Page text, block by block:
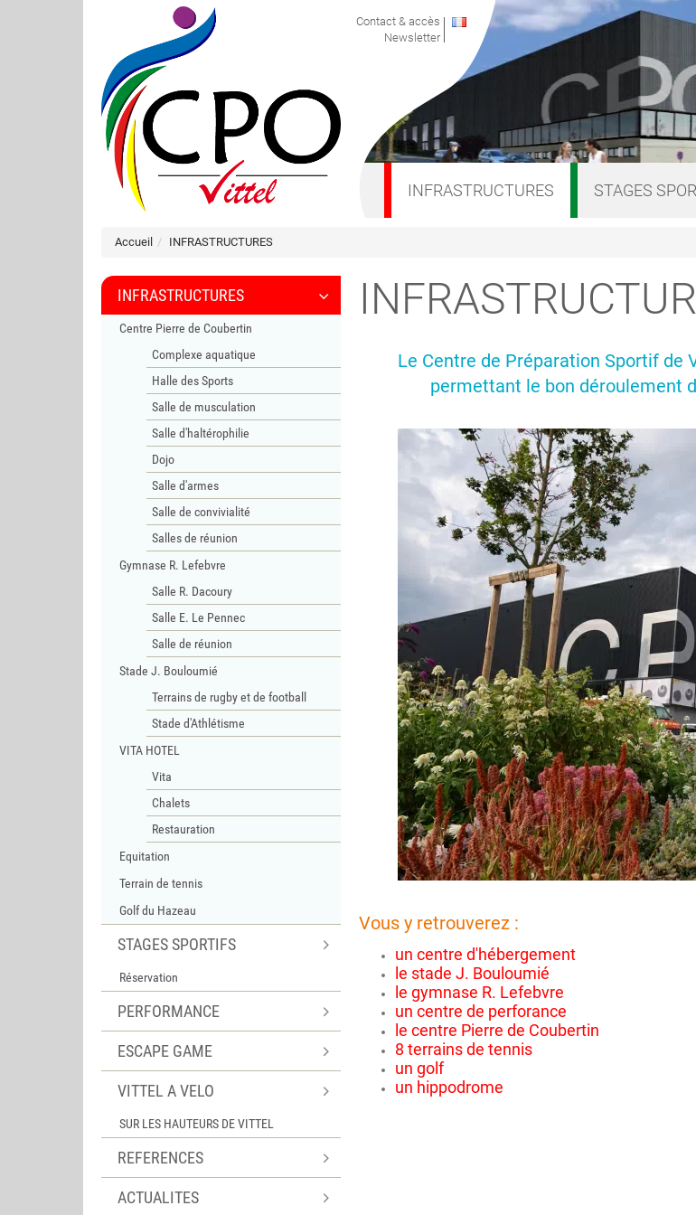
INFRASTRUCTURES STAGES
Contact & accès
Newsletter
Accueil INFRASTRUCTURES
Le Centre de Préparation Sportif
permettant le bon déroulement
PreviousNext
Vous y retrouverez :
un centre d'hébergement
le stade J. Bouloumié
le gymnase R. Lefebvre
un centre de perforance
le centre Pierre de Coubertin
8 terrains de tennis
un golf
un hippodrome
INFRASTRUCTURES
Centre Pierre de Coubertin
Complexe aquatique
Halle des Sports
Salle de musculation
Salle d'haltérophilie
Dojo
Salle d'armes
Salle de convivialité
Salles de réunion
Gymnase R. Lefebvre
Salle R. Dacoury
Salle E. Le Pennec
Salle de réunion
Stade J. Bouloumié
Terrains de rugby et de football
Stade d'Athlétisme
VITA HOTEL
Vita
Chalets
Restauration
Equitation
Terrain de tennis
Golf du Hazeau
STAGES SPORTIFS
Réservation
PERFORMANCE
ESCAPE GAME
VITTEL A VELO
SUR LES HAUTEURS DE VITTEL
REFERENCES
ACTUALITES